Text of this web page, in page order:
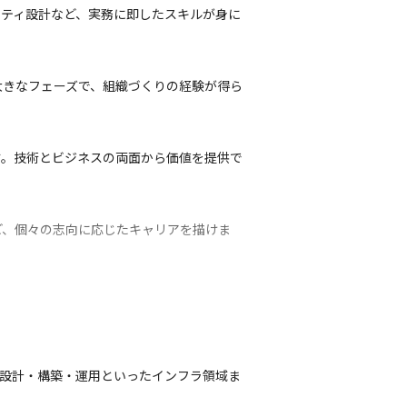
ィ設計など、実務に即したスキルが身に
なフェーズで、組織づくりの経験が得ら
技術とビジネスの両面から価値を提供で
個々の志向に応じたキャリアを描けま
する制度が整っています。
計・構築・運用といったインフラ領域ま